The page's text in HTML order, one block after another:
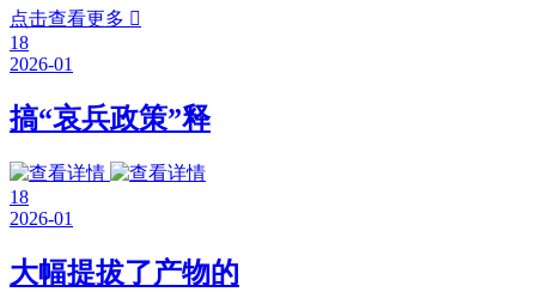
点击查看更多 
18
2026-01
搞“哀兵政策”释
18
2026-01
大幅提拔了产物的